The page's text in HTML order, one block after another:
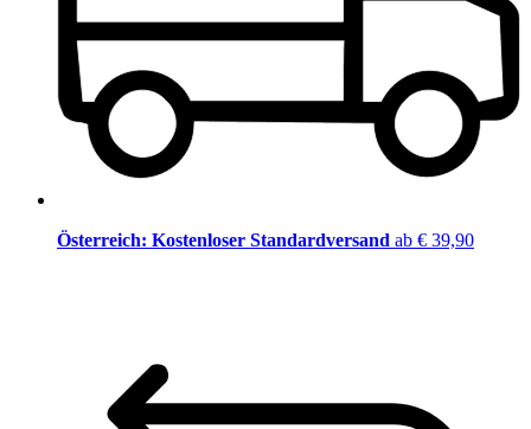
Österreich: Kostenloser Standardversand ab € 39,90